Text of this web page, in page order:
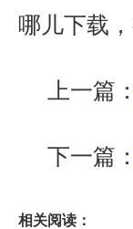
哪儿下载
上一篇：
下一篇：
相关阅读：